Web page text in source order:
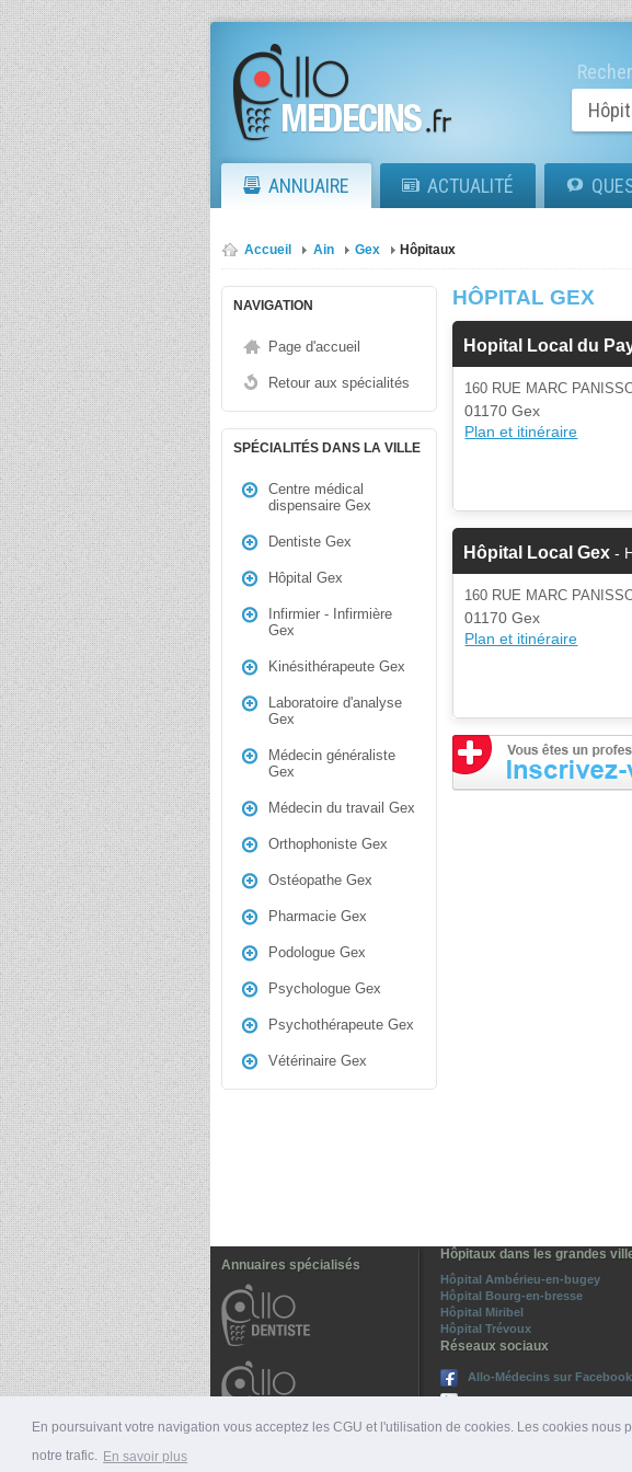
En poursuivant votre navigation vous acceptez les CGU et l'utilisation de cookies. Les cookies
notre trafic. En savoir plus
ANNUAIRE ACTUALITÉ
Accueil Ain Gex Hôpitaux
NAVIGATION
Page d'accueil
Retour aux spécialités
SPÉCIALITÉS DANS LA VILLE
Centre médical
dispensaire Gex
Dentiste Gex
Hôpital Gex
Infirmier - Infirmière
Gex
Kinésithérapeute Gex
Laboratoire d'analyse
Gex
Médecin généraliste
Gex
Médecin du travail Gex
Orthophoniste Gex
Ostéopathe Gex
Pharmacie Gex
Podologue Gex
Psychologue Gex
Psychothérapeute Gex
Vétérinaire Gex
HÔPITAL GEX
Hopital Local du
160 RUE MARC
01170 Gex
Plan et itinéraire
Hôpital Local Gex -
160 RUE MARC
01170 Gex
Plan et itinéraire
Annuaires spécialisés
Hôpitaux dans les grandes
Hôpital Ambérieu-en-bugey
Hôpital Bourg-en-bresse
Hôpital Miribel
Hôpital Trévoux
Réseaux sociaux
Allo-Médecins sur Facebook